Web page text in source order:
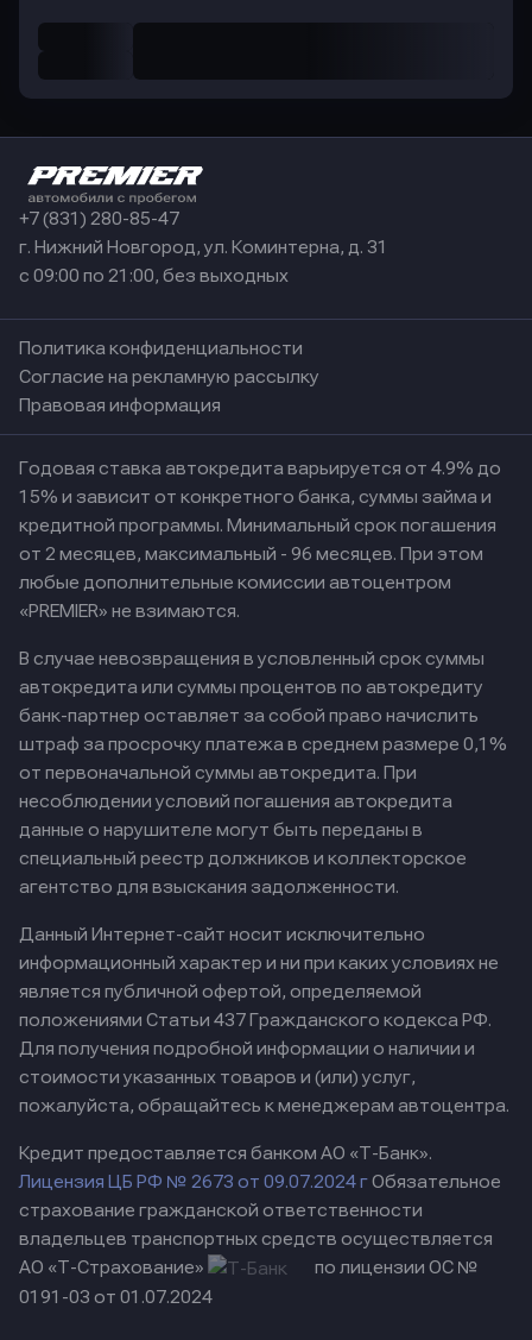
+7 (831) 280-85-47
г. Нижний Новгород, ул. Коминтерна, д. 31
с 09:00 по 21:00, без выходных
Политика конфиденциальности
Согласие на рекламную рассылку
Правовая информация
Годовая ставка автокредита варьируется от 4.9% до
15% и зависит от конкретного банка, суммы займа и
кредитной программы. Минимальный срок погашения
от 2 месяцев, максимальный - 96 месяцев. При этом
любые дополнительные комиссии автоцентром
«PREMIER» не взимаются.
В случае невозвращения в условленный срок суммы
автокредита или суммы процентов по автокредиту
банк-партнер оставляет за собой право начислить
штраф за просрочку платежа в среднем размере 0,1%
от первоначальной суммы автокредита. При
несоблюдении условий погашения автокредита
данные о нарушителе могут быть переданы в
специальный реестр должников и коллекторское
агентство для взыскания задолженности.
Данный Интернет-сайт носит исключительно
информационный характер и ни при каких условиях не
является публичной офертой, определяемой
положениями Статьи 437 Гражданского кодекса РФ.
Для получения подробной информации о наличии и
стоимости указанных товаров и (или) услуг,
пожалуйста, обращайтесь к менеджерам автоцентра.
Кредит предоставляется банком АО «Т-Банк».
Лицензия ЦБ РФ № 2673 от 09.07.2024 гОбязательное
страхование гражданской ответственности
владельцев транспортных средств осуществляется
АО «Т-Страхование»
по лицензии ОС №
0191-03 от 01.07.2024